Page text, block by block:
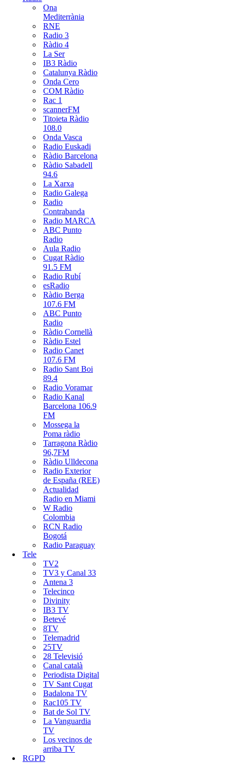
Ona
Mediterrània
RNE
Radio 3
Ràdio 4
La Ser
IB3 Ràdio
Catalunya Ràdio
Onda Cero
COM Ràdio
Rac 1
scannerFM
Titoieta Ràdio
108.0
Onda Vasca
Radio Euskadi
Ràdio Barcelona
Ràdio Sabadell
94.6
La Xarxa
Radio Galega
Radio
Contrabanda
Radio MARCA
ABC Punto
Radio
Aula Radio
Cugat Ràdio
91.5 FM
Radio Rubí
esRadio
Ràdio Berga
107.6 FM
ABC Punto
Radio
Ràdio Cornellà
Ràdio Estel
Radio Canet
107.6 FM
Radio Sant Boi
89.4
Radio Voramar
Radio Kanal
Barcelona 106.9
FM
Mossega la
Poma ràdio
Tarragona Ràdio
96,7FM
Ràdio Ulldecona
Radio Exterior
de España (REE)
Actualidad
Radio en Miami
W Radio
Colombia
RCN Radio
Bogotá
Radio Paraguay
Tele
TV2
TV3 y Canal 33
Antena 3
Telecinco
Divinity
IB3 TV
Betevé
8TV
Telemadrid
25TV
28 Televisió
Canal català
Periodista Digital
TV Sant Cugat
Badalona TV
Rac105 TV
Bat de Sol TV
La Vanguardia
TV
Los vecinos de
arriba TV
RGPD